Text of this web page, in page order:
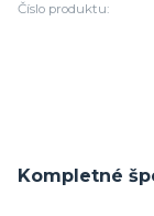
Číslo produktu:
Kompletné